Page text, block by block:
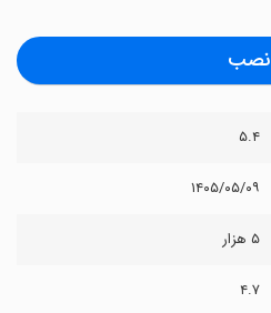
نصب
۵.۴
۱۴۰۵/۰۵/۰۹
۵ هزار
۴.۷